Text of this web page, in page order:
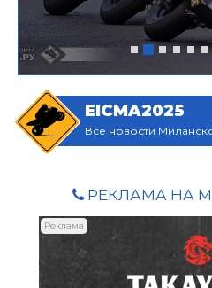
EICMA2025
Все новости
РЕКЛАМА НА
Реклама